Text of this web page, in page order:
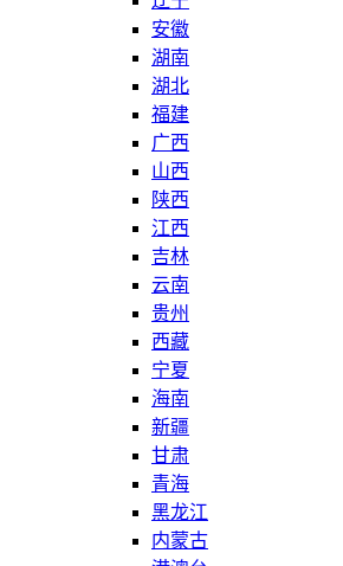
安徽
湖南
湖北
福建
广西
山西
陕西
江西
吉林
云南
贵州
西藏
宁夏
海南
新疆
甘肃
青海
黑龙江
内蒙古